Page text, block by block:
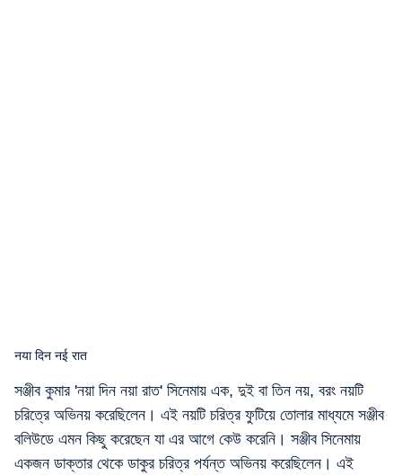
नया दिन नई रात
সঞ্জীব কুমার 'নয়া দিন নয়া রাত' সিনেমায় এক, দুই বা তিন নয়, বরং নয়টি
চরিত্রে অভিনয় করেছিলেন। এই নয়টি চরিত্র ফুটিয়ে তোলার মাধ্যমে সঞ্জীব
বলিউডে এমন কিছু করেছেন যা এর আগে কেউ করেনি। সঞ্জীব সিনেমায়
একজন ডাক্তার থেকে ডাকুর চরিত্র পর্যন্ত অভিনয় করেছিলেন। এই